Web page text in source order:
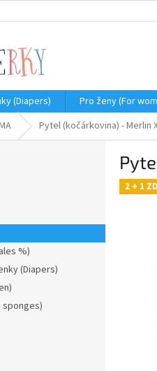
(Diapers) Pro ženy (For
Pytel (kočárkovina) - Merlin
%)
(Diapers)
sponges)
2 + 1